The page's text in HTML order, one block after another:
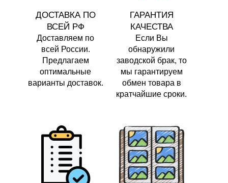
ДОСТАВКА ПО
ВСЕЙ РФ
Доставляем по
всей России.
Предлагаем
оптимальные
варианты доставок.
ГАРАНТИЯ
КАЧЕСТВА
Если Bы
обнаружили
заводской брак, то
мы гарантируем
обмен товара в
кратчайшие сроки.